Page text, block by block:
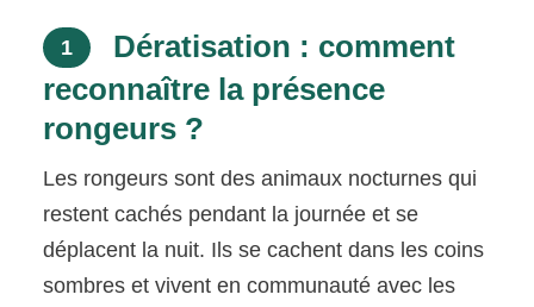
1
Dératisation : comment
reconnaître la présence
rongeurs ?
Les rongeurs sont des animaux nocturnes qui
restent cachés pendant la journée et se
déplacent la nuit. Ils se cachent dans les coins
sombres et vivent en communauté avec les